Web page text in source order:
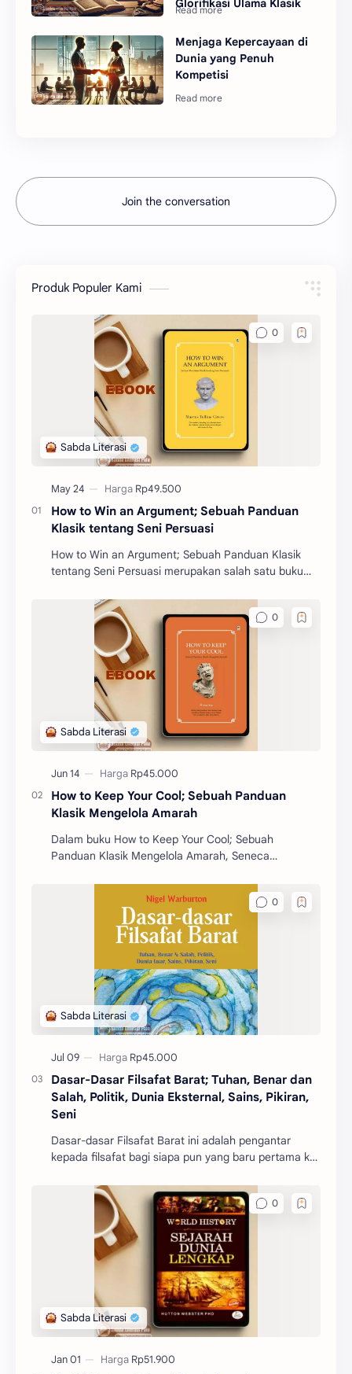
Glorifikasi Ulama Klasik
Menjaga Kepercayaan di
Dunia yang Penuh
Kompetisi
Join the conversation
Produk Populer Kami
How to Win an Argument; Sebuah Panduan
Klasik tentang Seni Persuasi
How to Win an Argument; Sebuah Panduan Klasik
tentang Seni Persuasi merupakan salah satu buku
How to Keep Your Cool; Sebuah Panduan
Klasik Mengelola Amarah
Dalam buku How to Keep Your Cool; Sebuah
Panduan Klasik Mengelola Amarah, Seneca
mengelola emosi, khus
Dasar-Dasar Filsafat Barat; Tuhan, Benar dan
Salah, Politik, Dunia Eksternal, Sains, Pikiran,
Seni
Dasar-dasar Filsafat Barat ini adalah pengantar
kepada filsafat bagi siapa pun yang baru pertama kali